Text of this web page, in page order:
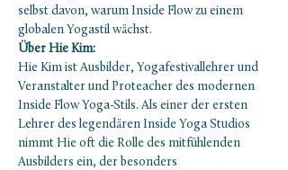
selbst davon, warum Inside Flow zu einem
globalen Yogastil wächst.
Über Hie Kim:
Hie Kim ist Ausbilder, Yogafestivallehrer und
Veranstalter und Proteacher des modernen
Inside Flow Yoga-Stils. Als einer der ersten
Lehrer des legendären Inside Yoga Studios
nimmt Hie oft die Rolle des mitfühlenden
Ausbilders ein, der besonders